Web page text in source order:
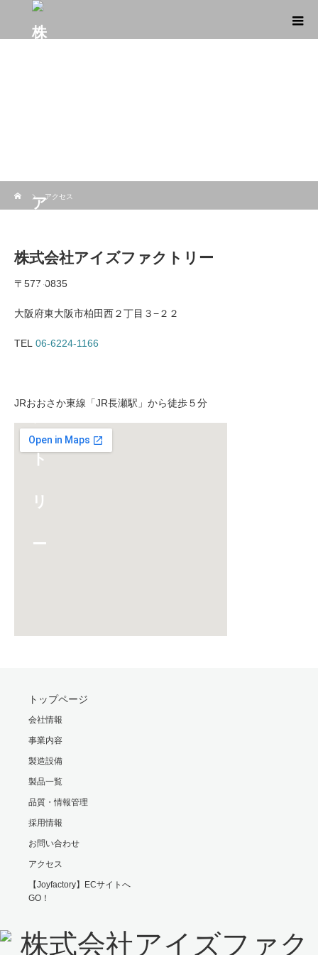
アクセス
株式会社アイズファクトリー
〒577-0835
大阪府東大阪市柏田西２丁目３−２２
TEL 06-6224-1166
JRおおさか東線「JR長瀬駅」から徒歩５分
トップページ
会社情報
事業内容
製造設備
製品一覧
品質・情報管理
採用情報
お問い合わせ
アクセス
【Joyfactory】ECサイトへ
GO！